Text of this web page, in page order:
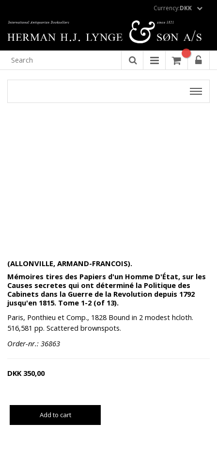
Currency:DKK
(ALLONVILLE, ARMAND-FRANCOIS).
Mémoires tires des Papiers d'un Homme D'État, sur les
Causes secretes qui ont déterminé la Politique des
Cabinets dans la Guerre de la Revolution depuis 1792
jusqu'en 1815. Tome 1-2 (of 13).
Paris, Ponthieu et Comp., 1828 Bound in 2 modest hcloth.
516,581 pp. Scattered brownspots.
Order-nr.: 36863
DKK 350,00
Add to cart